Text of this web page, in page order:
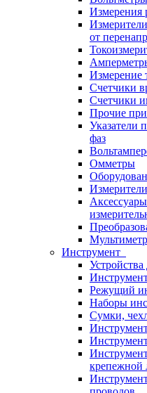
Измерения
от
Измерение
Счетчики
Счетчики
Прочие
Указатели
фаз
Омметры
Инструмент
Устройства
Режущий
Наборы
Сумки,
крепежной